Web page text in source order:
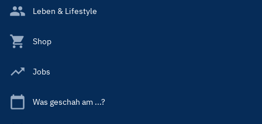
Leben & Lifestyle
Shop
Jobs
Was geschah am ...?